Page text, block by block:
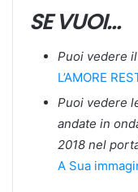
SE VUOI…
Puoi vedere
L’AMORE
Puoi vedere
andate in
2018 nel
A Sua